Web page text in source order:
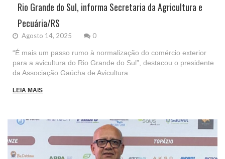
Rio Grande do Sul, informa Secretaria da Agricultura e
Pecuária/RS
Agosto 14, 2025 0
“É mais um passo rumo à normalização do comércio exterior
para a avicultura do Rio Grande do Sul”, destacou o presidente
da Associação Gaúcha de Avicultura.
LEIA MAIS